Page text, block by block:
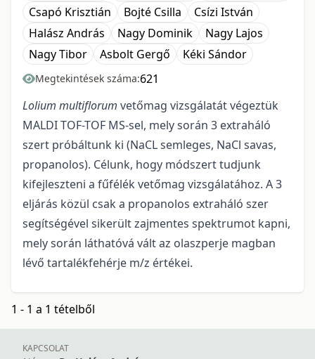
Csapó Krisztián
Bojté Csilla
Csízi István
Halász András
Nagy Dominik
Nagy Lajos
Nagy Tibor
Asbolt Gergő Kéki Sándor
Megtekintések száma:621
Lolium multiflorum vetőmag vizsgálatát végeztük
MALDI TOF-TOF MS-sel, mely során 3 extraháló
szert próbáltunk ki (NaCL semleges, NaCl savas,
propanolos). Célunk, hogy módszert tudjunk
kifejleszteni a fűfélék vetőmag vizsgálatához. A 3
eljárás közül csak a propanolos extraháló szer
segítségével sikerült zajmentes spektrumot kapni,
mely során láthatóvá vált az olaszperje magban
lévő tartalékfehérje m/z értékei.
1 - 1 a 1 tételből
KAPCSOLAT